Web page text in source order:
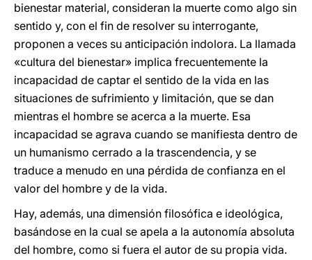
bienestar material, consideran la muerte como algo sin
sentido y, con el fin de resolver su interrogante,
proponen a veces su anticipación indolora. La llamada
«cultura del bienestar» implica frecuentemente la
incapacidad de captar el sentido de la vida en las
situaciones de sufrimiento y limitación, que se dan
mientras el hombre se acerca a la muerte. Esa
incapacidad se agrava cuando se manifiesta dentro de
un humanismo cerrado a la trascendencia, y se
traduce a menudo en una pérdida de confianza en el
valor del hombre y de la vida.
Hay, además, una dimensión filosófica e ideológica,
basándose en la cual se apela a la autonomía absoluta
del hombre, como si fuera el autor de su propia vida.